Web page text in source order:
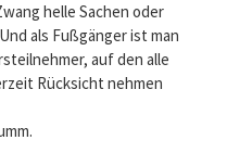
helle Sachen oder
als Fußgänger ist man
auf den alle
Rücksicht nehmen